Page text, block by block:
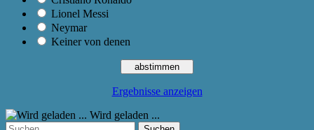
Lionel Messi
Neymar
Keiner von denen
Ergebnisse anzeigen
Wird geladen ...
Suchen